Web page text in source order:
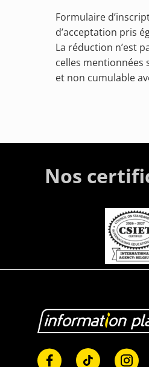
Formulaire
d’acceptation pris
La réduction n’est
celles mentionnées
et non cumulable
Nos